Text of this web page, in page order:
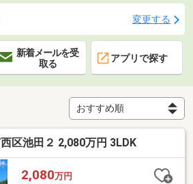
変更する
新着メールを受
取る
アプリで探す
区池田２ 2,080万円 3LDK
2,080万円